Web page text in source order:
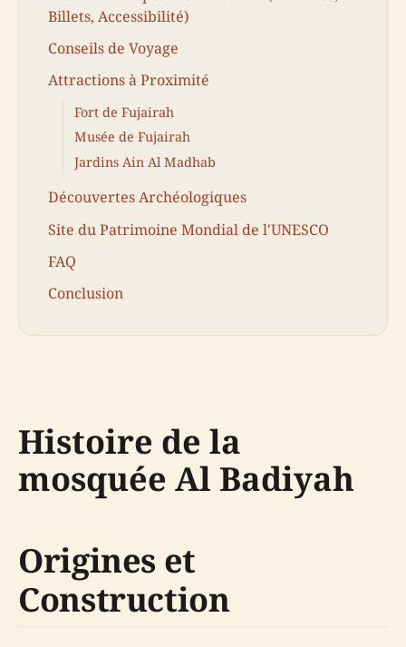
Billets, Accessibilité)
Conseils de Voyage
Attractions à Proximité
Fort de Fujairah
Musée de Fujairah
Jardins Ain Al Madhab
Découvertes Archéologiques
Site du Patrimoine Mondial de l'UNESCO
FAQ
Conclusion
Histoire de la
mosquée Al Badiyah
Origines et
Construction